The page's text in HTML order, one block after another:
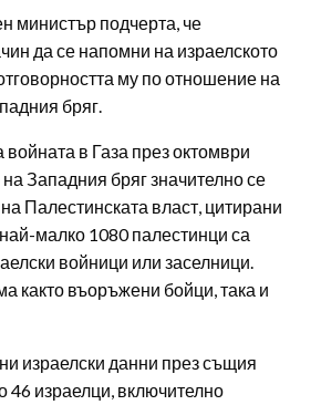
министър подчерта, че
да се напомни на израелското
му по отношение на
бряг.
в Газа през октомври
на Западния бряг значително се
Палестинската власт, цитирани
малко 1080 палестинци са
войници или заселници.
както въоръжени бойци, така и
израелски данни през същия
46 израелци, включително